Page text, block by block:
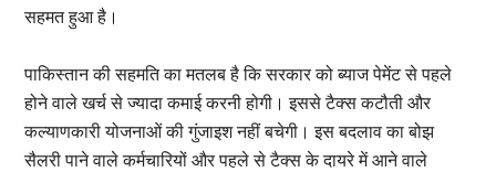
सहमत हुआ है।
पाकिस्तान की सहमति का मतलब है कि सरकार को ब्याज पेमेंट से पहले
होने वाले खर्च से ज्यादा कमाई करनी होगी। इससे टैक्स कटौती और
कल्याणकारी योजनाओं की गुंजाइश नहीं बचेगी। इस बदलाव का बोझ
सैलरी पाने वाले कर्मचारियों और पहले से टैक्स के दायरे में आने वाले